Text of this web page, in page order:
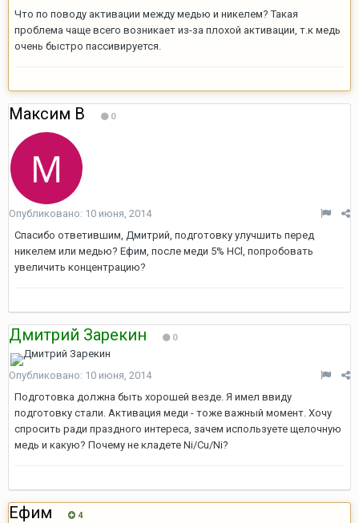
Что по поводу активации между медью и никелем? Такая
проблема чаще всего возникает из-за плохой активации, т.к медь
очень быстро пассивируется.
Максим В 0
Опубликовано: 10 июня, 2014
Спасибо ответившим, Дмитрий, подготовку улучшить перед
никелем или медью? Ефим, после меди 5% HCl, попробовать
увеличить концентрацию?
Дмитрий Зарекин 0
Опубликовано: 10 июня, 2014
Подготовка должна быть хорошей везде. Я имел ввиду
подготовку стали. Активация меди - тоже важный момент. Хочу
спросить ради праздного интереса, зачем используете щелочную
медь и какую? Почему не кладете Ni/Cu/Ni?
Ефим 4